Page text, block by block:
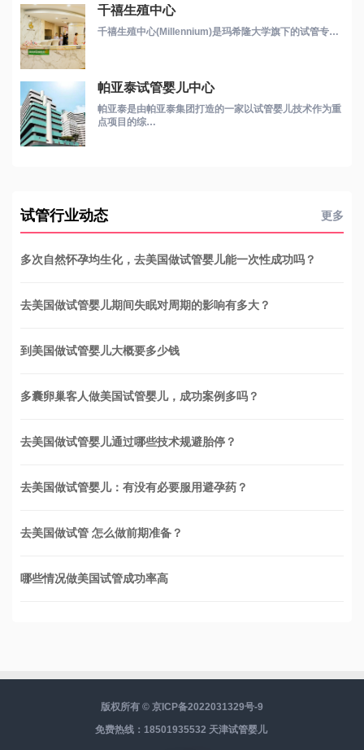
千禧生殖中心
千禧生殖中心(Millennium)是玛希隆大学旗下的试管专…
帕亚泰试管婴儿中心
帕亚泰是由帕亚泰集团打造的一家以试管婴儿技术作为重
点项目的综…
试管行业动态 更多
多次自然怀孕均生化，去美国做试管婴儿能一次性成功吗？
去美国做试管婴儿期间失眠对周期的影响有多大？
到美国做试管婴儿大概要多少钱
多囊卵巢客人做美国试管婴儿，成功案例多吗？
去美国做试管婴儿通过哪些技术规避胎停？
去美国做试管婴儿：有没有必要服用避孕药？
去美国做试管 怎么做前期准备？
哪些情况做美国试管成功率高
版权所有 © 京ICP备2022031329号-9
免费热线：18501935532 天津试管婴儿